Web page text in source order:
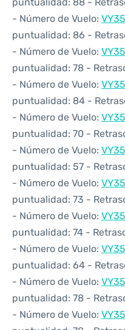
- Número de Vuelo:
puntualidad: 86 -
- Número de Vuelo:
puntualidad: 78 -
- Número de Vuelo:
puntualidad: 84 -
- Número de Vuelo:
puntualidad: 70 -
- Número de Vuelo:
puntualidad: 57 -
- Número de Vuelo:
puntualidad: 73 -
- Número de Vuelo:
puntualidad: 74 -
- Número de Vuelo:
puntualidad: 64 -
- Número de Vuelo:
puntualidad: 78 -
- Número de Vuelo: